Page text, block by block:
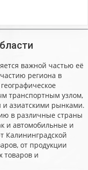
важной частью её
региона в
транспортным узлом,
азиатскими рынками.
в различные страны
и автомобильные и
Калининградской
от продукции
товаров и